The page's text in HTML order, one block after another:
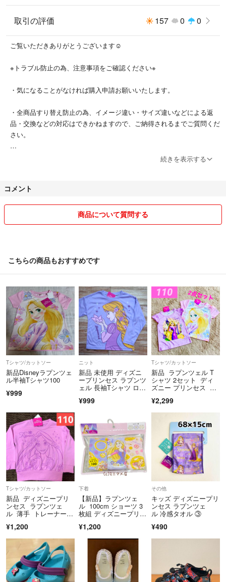
取引の評価 157 0 0
ご覧いただきありがとうございます☺︎
※トラブル防止の為、注意事項をご確認ください※
・気になることがなければ購入申請お願いいたします。
・全商品すり替え防止の為、イメージ違い・サイズ違いなどによる返
品・交換などの対応はできかねますので、ご納得されるまでご質問くだ
さい。
・商品に関してはできる限り特徴をお伝えできるよう心掛けております
・素人寸法•検品になりますので、多少の測り違いや見逃しもあるかも
・基本自宅保管品の為、洋服等はシワあります。
・服の場合、圧縮する場合があります。
何か包装、配送等希望がございましたら購入前にお願いいたします。
・商品は基本平日配送とさせていただきます。
・配送に関する事故・紛失などの補償はできかねます。
・ご購入後は期日内にお支払いをお願いいたします。
・商品を突然削除する場合がございます。
・値下げを希望される方はお値段提示してお願いいたします。
・基本先着順ですが、状況により変わる場合ございます。
よろしくお願いいたします。
続きを表示する
コメント
商品について質問する
こちらの商品もおすすめです
Tシャツ/カットソー
新品Disneyラプンツェ
ル半袖Tシャツ100
¥999
ニット
新品 未使用 ディズニ
ープリンセス ラプンツ
ェル 長袖Tシャツ ロン
¥999
Tシャツ/カットソー
新品 ラプンツェル T
シャツ 2セット ディ
ズニー プリンセス ピ
¥2,299
Tシャツ/カットソー
新品 ディズニープリ
ンセス ラプンツェ
ル 薄手 トレーナー 1
¥1,200
下着
【新品】ラプンツェ
ル 100cm ショーツ 3
枚組 ディズニープリン
¥1,200
その他
キッズ ディズニープリ
ンセス ラプンツェ
ル 冷感タオル ③
¥490